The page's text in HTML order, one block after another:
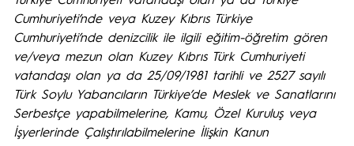
Cumhuriyeti’nde veya Kuzey Kıbrıs Türkiye
Cumhuriyeti’nde denizcilik ile ilgili eğitim-öğretim gören
ve/veya mezun olan Kuzey Kıbrıs Türk Cumhuriyeti
vatandaşı olan ya da 25/09/1981 tarihli ve 2527 sayılı
Türk Soylu Yabancıların Türkiye’de Meslek ve Sanatlarını
Serbestçe yapabilmelerine, Kamu, Özel Kuruluş veya
İşyerlerinde Çalıştırılabilmelerine İlişkin Kanun